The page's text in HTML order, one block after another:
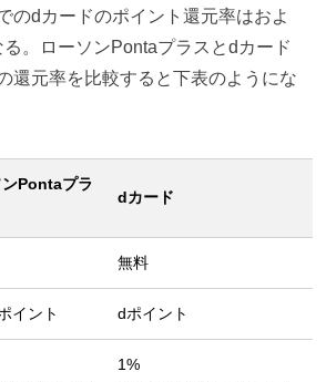
のdカードのポイント還元率はおよ
。ローソンPontaプラスとdカード
還元率を比較すると下表のようにな
ンPontaプラ
dカード
無料
イント dポイント
1%